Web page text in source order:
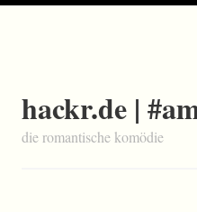
hackr.de |
die romantische komödie